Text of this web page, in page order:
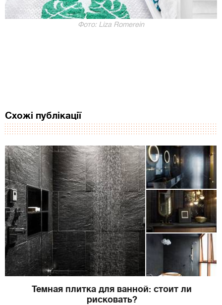
Фото: Liza Romerein
Схожі публікації
Темная плитка для ванной: стоит ли
рисковать?